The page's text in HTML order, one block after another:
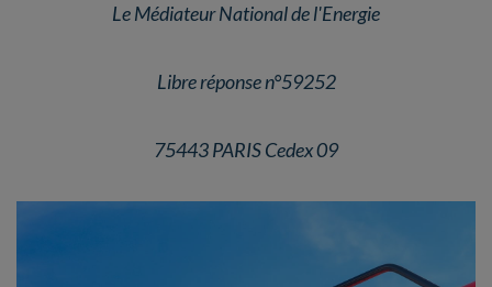
Le Médiateur National de l'Energie
Libre réponse n°59252
75443 PARIS Cedex 09